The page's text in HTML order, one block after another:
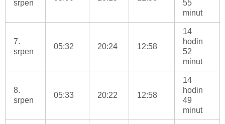
srpen
55
minut
7.
srpen
05:32 20:24 12:58
14
hodin
52
minut
8.
srpen
05:33 20:22 12:58
14
hodin
49
minut